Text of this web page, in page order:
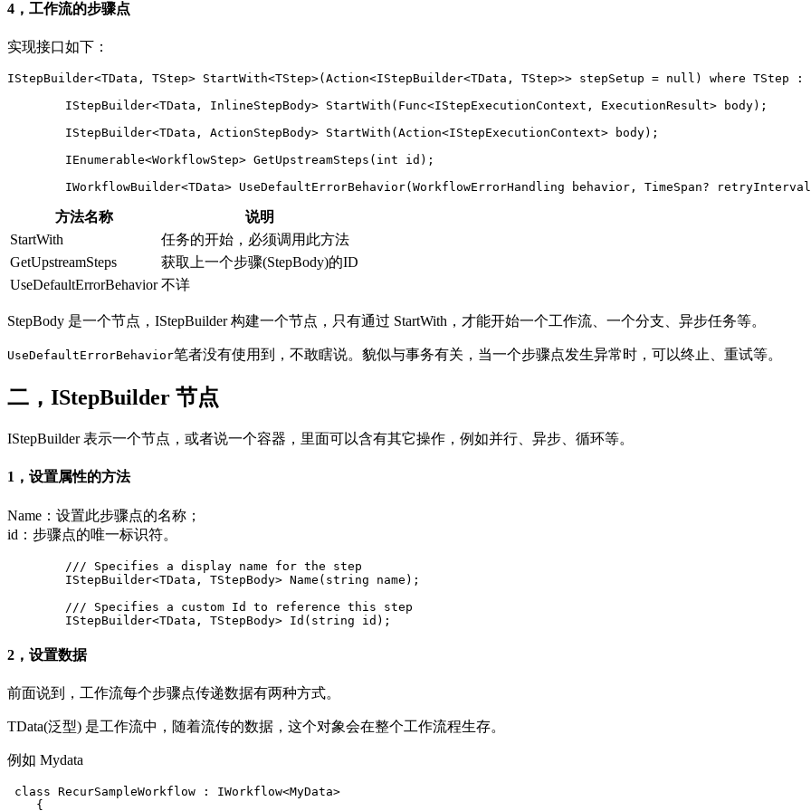
4，工作流的步骤点
实现接口如下：
IStepBuilder<TData, TStep> StartWith<TStep>(Action<IStepBuilder<TData, TStep>> stepSetup = null) where TStep :
        IStepBuilder<TData, InlineStepBody> StartWith(Func<IStepExecutionContext, ExecutionResult> body);
        IStepBuilder<TData, ActionStepBody> StartWith(Action<IStepExecutionContext> body);
        IEnumerable<WorkflowStep> GetUpstreamSteps(int id);
IWorkflowBuilder<TData> UseDefaultErrorBehavior(WorkflowErrorHandling behavior, TimeSpan?
方法名称
说明
StartWith
任务的开始，必须调用此方法
GetUpstreamSteps
获取上一个步骤(StepBody)的ID
UseDefaultErrorBehavior 不详
StepBody 是一个节点，IStepBuilder 构建一个节点，只有通过 StartWith，才能开始一个工作流、一个分支、异步任务等。
UseDefaultErrorBehavior笔者没有使用到，不敢瞎说。貌似与事务有关，当一个步骤点发生异常时，可以终止、重试等。
二，IStepBuilder 节点
IStepBuilder 表示一个节点，或者说一个容器，里面可以含有其它操作，例如并行、异步、循环等。
1，设置属性的方法
Name：设置此步骤点的名称；
id：步骤点的唯一标识符。
        /// Specifies a display name for the step
        IStepBuilder<TData, TStepBody> Name(string name);
        /// Specifies a custom Id to reference this step
2，设置数据
前面说到，工作流每个步骤点传递数据有两种方式。
TData(泛型) 是工作流中，随着流传的数据，这个对象会在整个工作流程生存。
例如 Mydata
class RecurSampleWorkflow : IWorkflow<MyData>
    {